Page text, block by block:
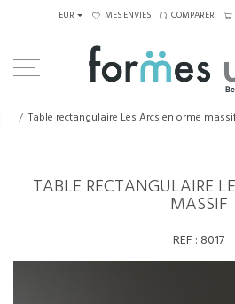
EUR MES ENVIES COMPARER
Table rectangulaire Les Arcs en orme
TABLE RECTANGULAIRE
MASSIF
REF : 8017